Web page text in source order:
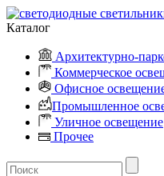
Каталог
Архитектурно-
Коммерческое
Офисное
Промышленное
Уличное освещение
Прочее